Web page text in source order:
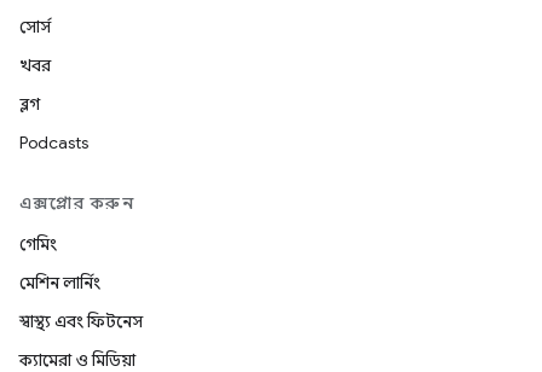
সোর্স
খবর
ব্লগ
Podcasts
এক্সপ্লোর করুন
গেমিং
মেশিন লার্নিং
স্বাস্থ্য এবং ফিটনেস
ক্যামেরা ও মিডিয়া